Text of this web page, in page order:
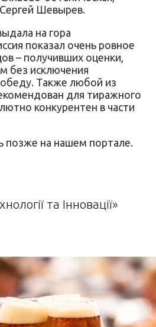
Шевырев.
на гора
показал очень ровное
– получивших оценки,
без исключения
Также любой из
для тиражного
конкурентен в части
позже на нашем портале.
та Інновації»